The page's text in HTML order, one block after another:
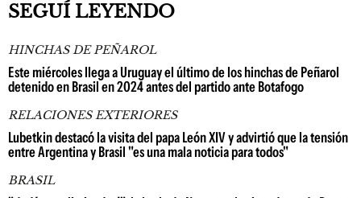
SEGUÍ LEYENDO
HINCHAS DE PEÑAROL
Este miércoles llega a Uruguay el último de los hinchas de Peñarol
detenido en Brasil en 2024 antes del partido ante Botafogo
RELACIONES EXTERIORES
Lubetkin destacó la visita del papa León XIV y advirtió que la tensión
entre Argentina y Brasil "es una mala noticia para todos"
BRASIL